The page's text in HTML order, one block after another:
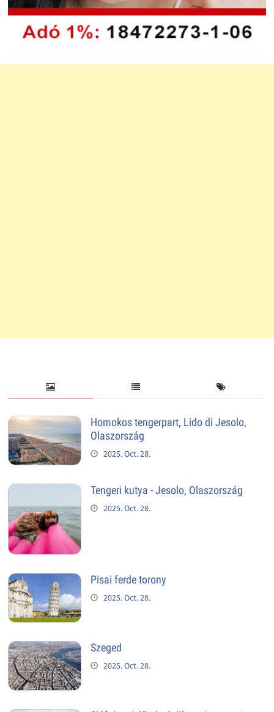
Homokos tengerpart, Lido di Jesolo,
Olaszország
2025. Oct. 28.
Tengeri kutya - Jesolo, Olaszország
2025. Oct. 28.
Pisai ferde torony
2025. Oct. 28.
Szeged
2025. Oct. 28.